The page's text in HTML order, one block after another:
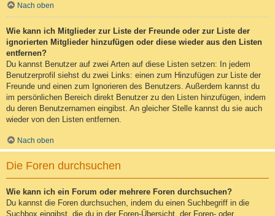
Nach oben
Wie kann ich Mitglieder zur Liste der Freunde oder zur Liste der
ignorierten Mitglieder hinzufügen oder diese wieder aus den Listen
entfernen?
Du kannst Benutzer auf zwei Arten auf diese Listen setzen: In jedem
Benutzerprofil siehst du zwei Links: einen zum Hinzufügen zur Liste der
Freunde und einen zum Ignorieren des Benutzers. Außerdem kannst du
im persönlichen Bereich direkt Benutzer zu den Listen hinzufügen, indem
du deren Benutzernamen eingibst. An gleicher Stelle kannst du sie auch
wieder von den Listen entfernen.
Nach oben
Die Foren durchsuchen
Wie kann ich ein Forum oder mehrere Foren durchsuchen?
Du kannst die Foren durchsuchen, indem du einen Suchbegriff in die
Suchbox eingibst, die du in der Foren-Übersicht, der Foren- oder